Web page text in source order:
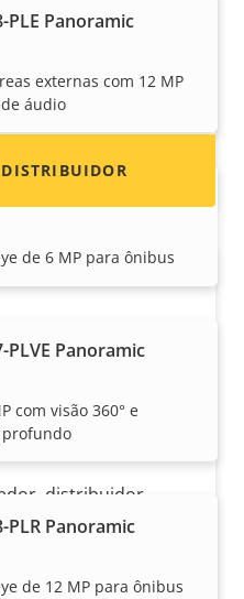
PLE Panoramic
externas com 12 MP
áudio
de 6 MP para ônibus
PLVE Panoramic
com visão 360° e
PLR Panoramic
de 12 MP para ônibus
um revendedor?
de contato de
e sistemas Axis.
distribuidor,
instalador? Temos
os países do
se tornar um!